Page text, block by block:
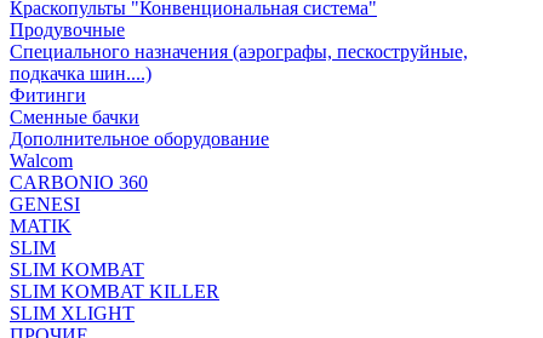
Краскопульты "Конвенциональная система"
Продувочные
Специального назначения (аэрографы, пескоструйные,
подкачка шин....)
Фитинги
Сменные бачки
Дополнительное оборудование
Walcom
CARBONIO 360
GENESI
MATIK
SLIM
SLIM KOMBAT
SLIM KOMBAT KILLER
SLIM XLIGHT